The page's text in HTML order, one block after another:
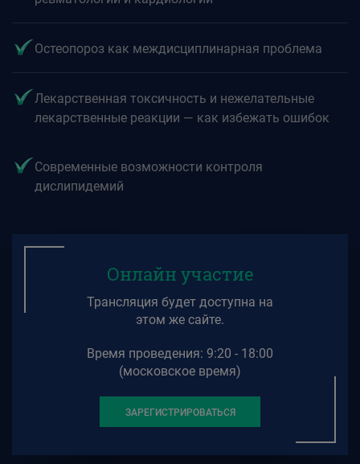
Остеопороз как междисциплинарная проблема
Лекарственная токсичность и нежелательные
лекарственные реакции — как избежать ошибок
Современные возможности контроля
дислипидемий
Онлайн участие
Трансляция будет доступна на
этом же сайте.
Время проведения: 9:20 - 18:00
(московское время)
ЗАРЕГИСТРИРОВАТЬСЯ